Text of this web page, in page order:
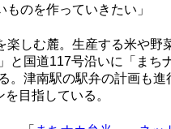
のを作っていきたい」
しむ麓。生産する米や野
国道117号沿いに「まち
。津南駅の駅弁の計画も
目指している。